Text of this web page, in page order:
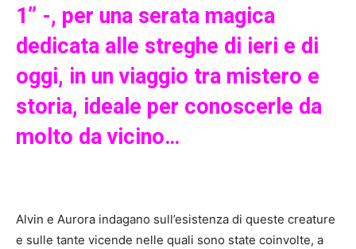
1” -, per una serata magica
dedicata alle streghe di ieri e di
oggi, in un viaggio tra mistero e
storia, ideale per conoscerle da
molto da vicino…
Alvin e Aurora indagano sull’esistenza di queste creature
e sulle tante vicende nelle quali sono state coinvolte, a